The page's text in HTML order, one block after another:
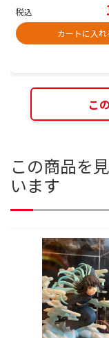
税込
カートに入れ
こ
この商品を
います